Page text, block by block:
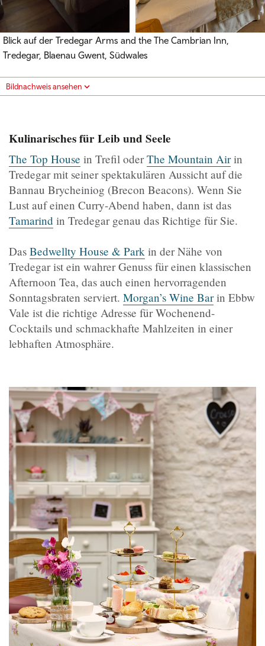
Blick auf der Tredegar Arms and the The Cambrian Inn,
Tredegar, Blaenau Gwent, Südwales
Bildnachweis ansehen
Kulinarisches für Leib und Seele
The Top House in Trefil oderThe Mountain Airin
Tredegar mit seiner spektakulären Aussicht auf die
Bannau Brycheiniog (Brecon Beacons). Wenn Sie
Lust auf einen Curry-Abend haben, dann ist das
Tamarind in Tredegar genau das Richtige für Sie.
Das Bedwellty House & Park in der Nähe von
Tredegar ist ein wahrer Genuss für einen klassischen
Afternoon Tea, das auch einen hervorragenden
Sonntagsbraten serviert. Morgan’s Wine Barin Ebbw
Vale ist die richtige Adresse für Wochenend-
Cocktails und schmackhafte Mahlzeiten in einer
lebhaften Atmosphäre.